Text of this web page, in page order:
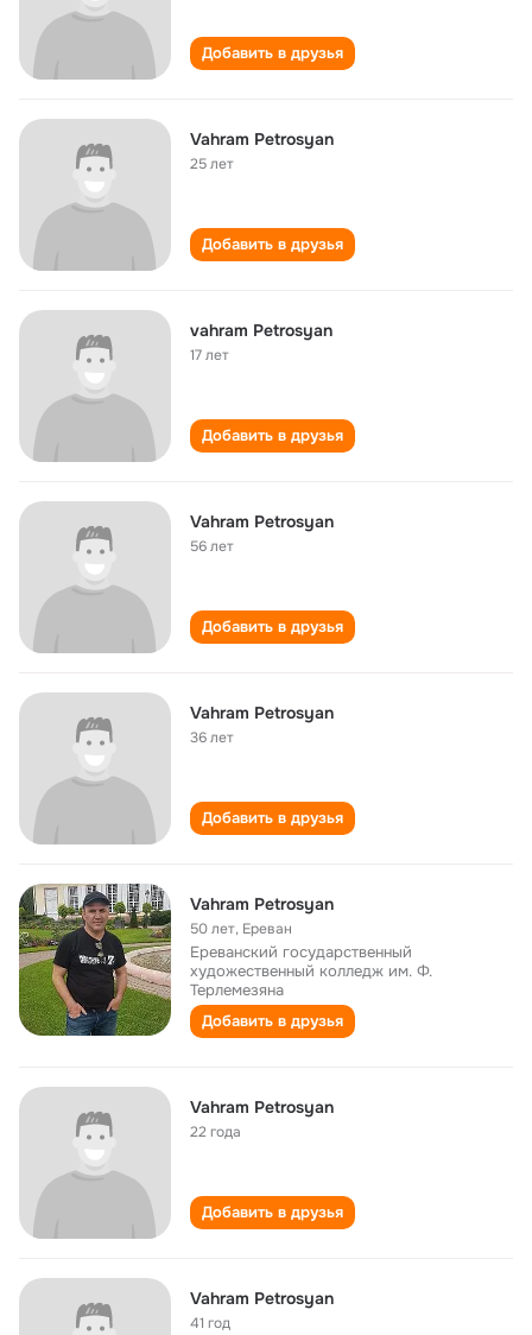
Добавить в друзья
Vahram Petrosyan
25 лет
Добавить в друзья
vahram Petrosyan
17 лет
Добавить в друзья
Vahram Petrosyan
56 лет
Добавить в друзья
Vahram Petrosyan
36 лет
Добавить в друзья
Vahram Petrosyan
50 лет, Ереван
Ереванский государственный
художественный колледж им. Ф.
Терлемезяна
Добавить в друзья
Vahram Petrosyan
22 года
Добавить в друзья
Vahram Petrosyan
41 год